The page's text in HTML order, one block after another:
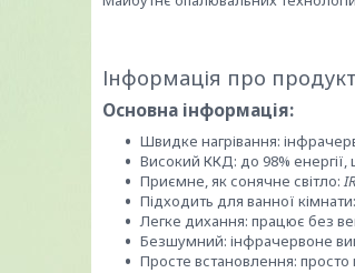
Інформація про продукт
Основна інформація:
Швидке нагрівання:
Високий ККД: до 98%
Приємне, як сонячне світло:
Підходить для ванної
Легке дихання: працює без
Безшумний: інфрачервоне
Просте встановлення: